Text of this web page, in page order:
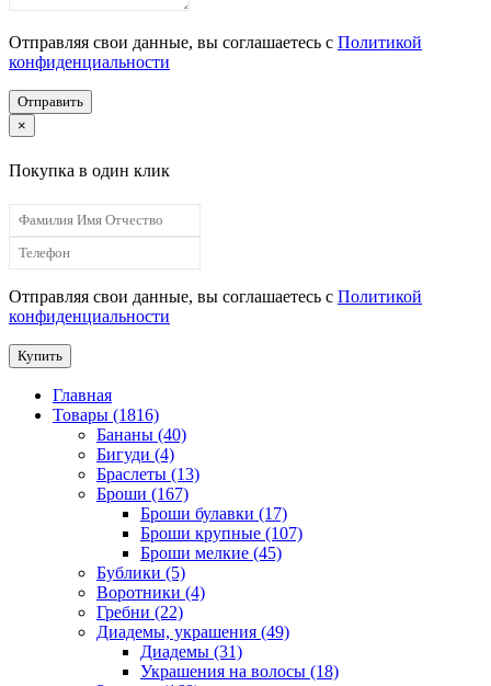
Отправляя свои данные, вы соглашаетесь с Политикой
конфиденциальности
Отправить
×
Покупка в один клик
Отправляя свои данные, вы соглашаетесь с Политикой
конфиденциальности
Купить
Главная
Товары (1816)
Бананы (40)
Бигуди (4)
Браслеты (13)
Броши (167)
Броши булавки (17)
Броши крупные (107)
Броши мелкие (45)
Бублики (5)
Воротники (4)
Гребни (22)
Диадемы, украшения (49)
Диадемы (31)
Украшения на волосы (18)